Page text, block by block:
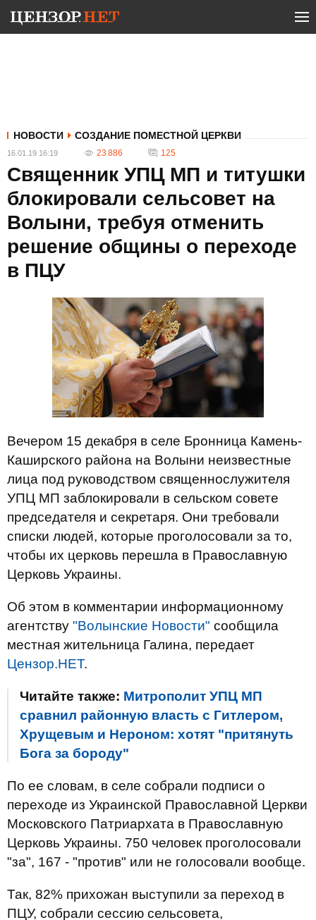
НОВОСТИ СОЗДАНИЕ ПОМЕСТНОЙ ЦЕРКВИ
16.01.19 16:19 23 886 125
Священник УПЦ МП и титушки
блокировали сельсовет на
Волыни, требуя отменить
решение общины о переходе
в ПЦУ
Вечером 15 декабря в селе Бронница Камень-
Каширского района на Волыни неизвестные
лица под руководством священнослужителя
УПЦ МП заблокировали в сельском совете
председателя и секретаря. Они требовали
списки людей, которые проголосовали за то,
чтобы их церковь перешла в Православную
Церковь Украины.
Об этом в комментарии информационному
агентству "Волынские Новости" сообщила
местная жительница Галина, передает
Цензор.НЕТ.
Читайте также: Митрополит УПЦ МП
сравнил районную власть с Гитлером,
Хрущевым и Нероном: хотят "притянуть
Бога за бороду"
По ее словам, в селе собрали подписи о
переходе из Украинской Православной Церкви
Московского Патриархата в Православную
Церковь Украины. 750 человек проголосовали
"за", 167 - "против" или не голосовали вообще.
Так, 82% прихожан выступили за переход в
ПЦУ, собрали сессию сельсовета,